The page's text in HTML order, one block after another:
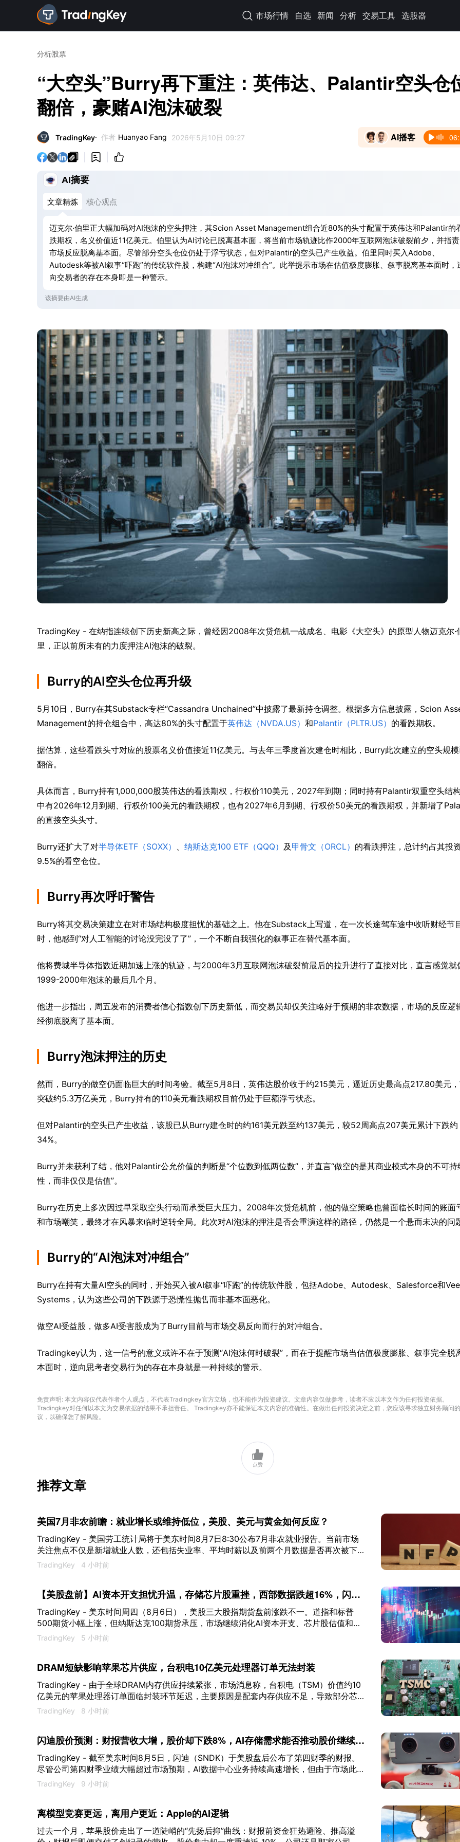
 市场行情 自选 新闻 分析 交易工具 选股器
分析股票
“大空头”Burry再下重注：英伟达、Palantir空头仓
翻倍，豪赌AI泡沫破裂
TradingKey 作者 Huanyao Fang 2026年5月10日 09:27 AI播客
  
AI摘要
文章精炼 核心观点
迈克尔·伯里正大幅加码对AI泡沫的空头押注，其Scion Asset Management组合近80%的头寸配置于英伟达和Palantir的
跌期权，名义价值近11亿美元。伯里认为AI讨论已脱离基本面，将当前市场轨迹比作2000年互联网泡沫破裂前夕，并指责
市场反应脱离基本面。尽管部分空头仓位仍处于浮亏状态，但对Palantir的空头已产生收益。伯里同时买入Adobe、
Autodesk等被AI叙事“吓跑”的传统软件股，构建“AI泡沫对冲组合”。此举提示市场在估值极度膨胀、叙事脱离基本面时，
向交易者的存在本身即是一种警示。
该摘要由AI生成
TradingKey - 在纳指连续创下历史新高之际，曾经因2008年次贷危机一战成名、电影《大空头》的原型人物迈克尔·
里，正以前所未有的力度押注AI泡沫的破裂。
Burry的AI空头仓位再升级
5月10日，Burry在其Substack专栏“Cassandra Unchained”中披露了最新持仓调整。根据多方信息披露，Scion
Management的持仓组合中，高达80%的头寸配置于英伟达（NVDA.US） 和Palantir（PLTR.US） 的看跌期权。
据估算，这些看跌头寸对应的股票名义价值接近11亿美元。与去年三季度首次建仓时相比，Burry此次建立的空头规
翻倍。
具体而言，Burry持有1,000,000股英伟达的看跌期权，行权价110美元，2027年到期；同时持有Palantir双重空头结
中有2026年12月到期、行权价100美元的看跌期权，也有2027年6月到期、行权价50美元的看跌期权，并新增了
的直接空头头寸。
Burry还扩大了对半导体ETF（SOXX） 、 纳斯达克100 ETF（QQQ） 及 甲骨文（ORCL） 的看跌押注，总计约占其投
9.5%的看空仓位。
Burry再次呼吁警告
Burry将其交易决策建立在对市场结构极度担忧的基础之上。他在Substack上写道，在一次长途驾车途中收听财经节
时，他感到“对人工智能的讨论没完没了了”，一个不断自我强化的叙事正在替代基本面。
他将费城半导体指数近期加速上涨的轨迹，与2000年3月互联网泡沫破裂前最后的拉升进行了直接对比，直言感觉就
1999-2000年泡沫的最后几个月。
他进一步指出，周五发布的消费者信心指数创下历史新低，而交易员却仅关注略好于预期的非农数据，市场的反应逻
经彻底脱离了基本面。
Burry泡沫押注的历史
然而，Burry的做空仍面临巨大的时间考验。截至5月8日，英伟达股价收于约215美元，逼近历史最高点217.80美元
突破约5.3万亿美元，Burry持有的110美元看跌期权目前仍处于巨额浮亏状态。
但对Palantir的空头已产生收益，该股已从Burry建仓时的约161美元跌至约137美元，较52周高点207美元累计下跌约
34%。
Burry并未获利了结，他对Palantir公允价值的判断是“个位数到低两位数”，并直言“做空的是其商业模式本身的不可持
性，而非仅仅是估值”。
Burry在历史上多次因过早采取空头行动而承受巨大压力。2008年次贷危机前，他的做空策略也曾面临长时间的账面
和市场嘲笑，最终才在风暴来临时逆转全局。此次对AI泡沫的押注是否会重演这样的路径，仍然是一个悬而未决的问
Burry的“AI泡沫对冲组合”
Burry在持有大量AI空头的同时，开始买入被AI叙事“吓跑”的传统软件股，包括Adobe、Autodesk、Salesforce和
Systems，认为这些公司的下跌源于恐慌性抛售而非基本面恶化。
做空AI受益股，做多AI受害股成为了Burry目前与市场交易反向而行的对冲组合。
Tradingkey认为，这一信号的意义或许不在于预测“AI泡沫何时破裂”，而在于提醒市场当估值极度膨胀、叙事完全脱
本面时，逆向思考者交易行为的存在本身就是一种持续的警示。
免责声明: 本文内容仅代表作者个人观点，不代表Tradingkey官方立场，也不能作为投资建议。文章内容仅做参考，读者不应以本文作为任何投资依据。
Tradingkey对任何以本文为交易依据的结果不承担责任。 Tradingkey亦不能保证本文内容的准确性。在做出任何投资决定之前，您应该寻求独立财务顾问
议，以确保您了解风险。

点赞
推荐文章
美国7月非农前瞻：就业增长或维持低位，美股、美元与黄金如何反应？
TradingKey - 美国劳工统计局将于美东时间8月7日8:30公布7月非农就业报告。当前市场
关注焦点不仅是新增就业人数，还包括失业率、平均时薪以及前两个月数据是否再次被下
修，这些指标将直接影响美联储9月加息预期以及美股、美元和黄金（XAUUSD）走势。
TradingKey 4 小时前
【美股盘前】AI资本开支担忧升温，存储芯片股重挫，西部数据跌超16%，闪迪
跌超10%
TradingKey - 美东时间周四（8月6日），美股三大股指期货盘前涨跌不一。道指和标普
500期货小幅上涨，但纳斯达克100期货承压，市场继续消化AI资本开支、芯片股估值和存
储板块财报后的回调压力。投资者同时等待初请失业金、二季度非农生产率和单位劳动力成
TradingKey 5 小时前
DRAM短缺影响苹果芯片供应，台积电10亿美元处理器订单无法封装
TradingKey - 由于全球DRAM内存供应持续紧张，市场消息称，台积电（TSM）价值约10
亿美元的苹果处理器订单面临封装环节延迟，主要原因是配套内存供应不足，导致部分芯片
无法按照原计划完成最终封装。这一消息再次凸显AI浪潮下存储芯片供需紧张正在向整个半
TradingKey 8 小时前
闪迪股价预测：财报营收大增，股价却下跌8%，AI存储需求能否推动股价继续上
涨？
TradingKey - 截至美东时间8月5日，闪迪（SNDK）于美股盘后公布了第四财季的财报。
尽管公司第四财季业绩大幅超过市场预期，AI数据中心业务持续高速增长，但由于市场此前
已经提前交易了AI存储上涨预期，闪迪股价累积涨幅过高，加上下一季度业绩指引未完全达
TradingKey 9 小时前
离模型竞赛更远，离用户更近：Apple的AI逻辑
过去一个月，苹果股价走出了一道陡峭的“先扬后抑”曲线：财报前资金狂热避险、推高溢